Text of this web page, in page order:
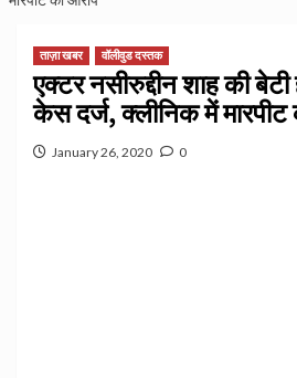
ताज़ा खबर वॉलीवुड दस्तक
एक्टर नसीरुद्दीन शाह की
केस दर्ज, क्लीनिक में
January 26, 2020 0